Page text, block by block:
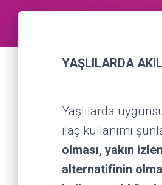
YAŞLILARDA
Yaşlılarda
ilaç kullanımı
olması, yakın
alternatifinin